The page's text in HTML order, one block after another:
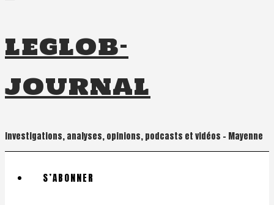
leglob-
journal
Investigations, analyses, opinions, podcasts et vidéos – Mayenne
S’ABONNER